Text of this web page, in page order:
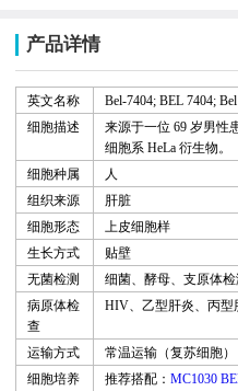
产品详情
英文名称 Bel-7404; BEL 7404;
细胞描述
来源于一位 69 岁男性
细胞系HeLa 衍生物。
细胞种属
人
组织来源
肝脏
细胞形态
上皮细胞样
生长方式
贴壁
无菌检测
细菌、酵母、支原体
病原体检
查
HIV、乙型肝炎、丙型
运输方式 常温运输（复苏细胞）
细胞培养
推荐搭配： MC1030